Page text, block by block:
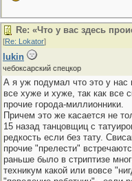
Re: «Что у вас здесь
[Re: Lokator]
lukin
чебоксарский спецкор
А я уж подумал что это у нас
все хуже и хуже, так как все
прочие города-миллионники.
Причем это же касается не
15 назад танцовщиц с
редкость если без тату.
прочие "прелести"
раньше было в стриптизе
техникум какой или вовсе